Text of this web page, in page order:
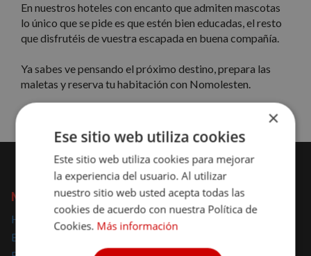
En nuestros hoteles con encanto que admiten mascotas
lo único que se pide es que estén bien educadas, el resto
que disfrutéis de vuestra escapada en buena compañía.
Ya sabes ve pensando el próximo destino, prepara las
maletas y reserva tu habitación con Nomolesten.
NOMOLESTEN
Hoteles con encanto
Escapadas con encanto
×
Ese sitio web utiliza cookies
Este sitio web utiliza cookies para mejorar
la experiencia del usuario. Al utilizar
nuestro sitio web usted acepta todas las
cookies de acuerdo con nuestra Política de
Cookies. Más información